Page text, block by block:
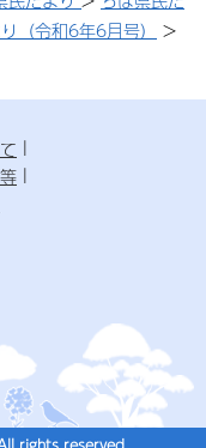
（令和6年6月号）
>